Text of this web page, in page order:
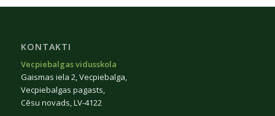
KONTAKTI
Vecpiebalgas vidusskola
Gaismas iela 2, Vecpiebalga,
Vecpiebalgas pagasts,
Cēsu novads, LV-4122